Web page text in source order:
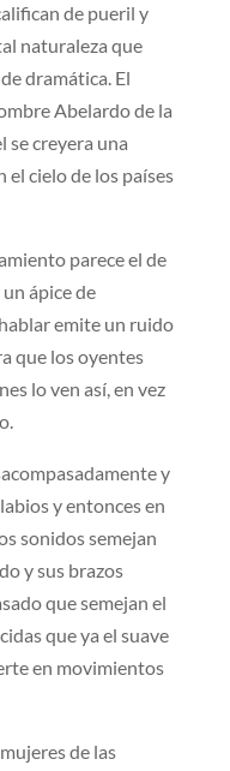
de pueril y
naturaleza que
dramática. El
Abelardo de la
se creyera una
el cielo de los países
parece el de
ápice de
emite un ruido
que los oyentes
lo ven así, en vez
y
y entonces en
sonidos semejan
y sus brazos
que semejan el
que ya el suave
en movimientos
de las